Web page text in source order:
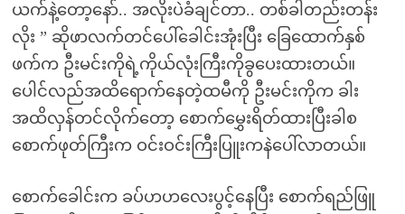
ယက်နဲ့တော့နော်.. အလိုးပဲခံချင်တာ.. တစ်ခါတည်းတန်း
လိုး ” ဆိုဖာလက်တင်ပေါ်ခေါင်းအုံးပြီး ခြေထောက်နှစ်
ဖက်က ဦးမင်းကိုရဲ့ကိုယ်လုံးကြီးကိုခွပေးထားတယ်။
ပေါင်လည်အထိရောက်နေတဲ့ထမီကို ဦးမင်းကိုက ခါး
အထိလှန်တင်လိုက်တော့ စောက်မွှေးရိတ်ထားပြီးခါစ
စောက်ဖုတ်ကြီးက ဝင်းဝင်းကြီးပြူးကနဲပေါ်လာတယ်။
စောက်ခေါင်းက ခပ်ဟဟလေးပွင့်နေပြီး စောက်ရည်ဖြူ